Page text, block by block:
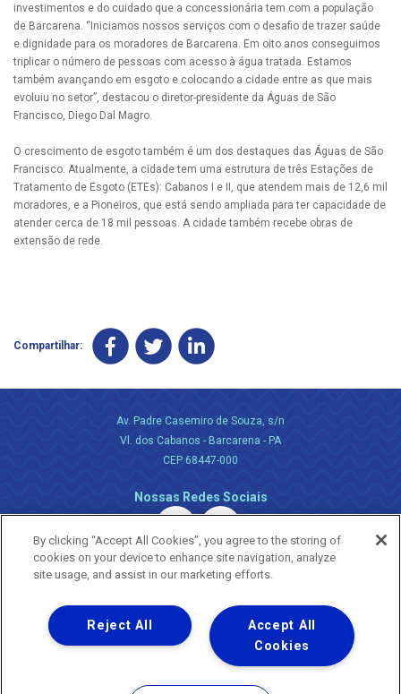
investimentos e do cuidado que a concessionária tem com a população
de Barcarena. “Iniciamos nossos serviços com o desafio de trazer saúde
e dignidade para os moradores de Barcarena. Em oito anos conseguimos
triplicar o número de pessoas com acesso à água tratada. Estamos
também avançando em esgoto e colocando a cidade entre as que mais
evoluiu no setor”, destacou o diretor-presidente da Águas de São
Francisco, Diego Dal Magro.
O crescimento de esgoto também é um dos destaques das Águas de São
Francisco. Atualmente, a cidade tem uma estrutura de três Estações de
Tratamento de Esgoto (ETEs): Cabanos I e II, que atendem mais de 12,6 mil
moradores, e a Pioneiros, que está sendo ampliada para ter capacidade de
atender cerca de 18 mil pessoas. A cidade também recebe obras de
extensão de rede.
Compartilhar:
Av. Padre Casemiro de Souza, s/n
Vl. dos Cabanos - Barcarena - PA
CEP 68447-000
Nossas Redes Sociais
Uma empresa
Copyright ® 2026 - Todos os Direitos Reservados.
Nossa natureza movimenta a vida
By clicking “Accept All Cookies”, you agree to the storing of
cookies on your device to enhance site navigation, analyze
site usage, and assist in our marketing efforts.
Accept All
Cookies
Reject All